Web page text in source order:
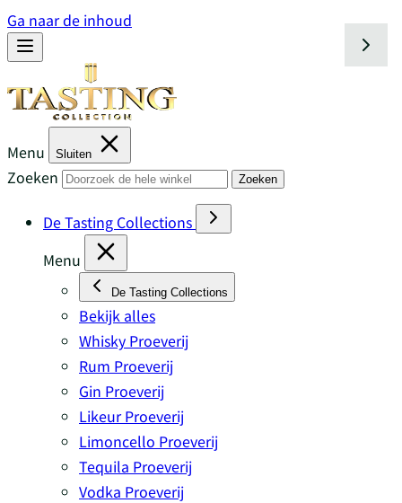
Ga naar de inhoud
Menu Sluiten
Zoeken Zoeken
De Tasting Collections
Menu
De Tasting Collections
Bekijk alles
Whisky Proeverij
Rum Proeverij
Gin Proeverij
Likeur Proeverij
Limoncello Proeverij
Tequila Proeverij
Vodka Proeverij